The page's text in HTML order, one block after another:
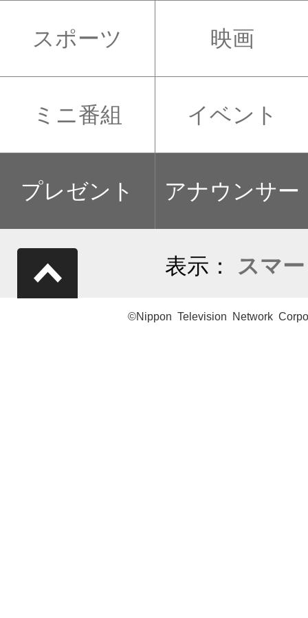
スポーツ 映画
ミニ番組 イベント
プレゼント アナウンサー
表示： スマ
©Nippon Television Network